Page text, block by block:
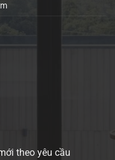
theo yêu cầu